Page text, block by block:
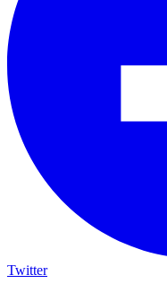
Twitter